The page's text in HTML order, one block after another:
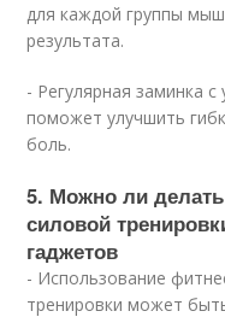
для каждой группы
результата.
- Регулярная заминка
поможет улучшить
боль.
5. Можно ли
силовой
гаджетов
- Использование
тренировки может